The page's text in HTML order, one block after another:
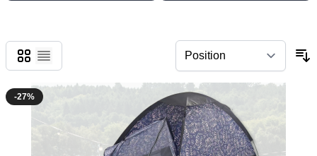
Grid
List
-27%